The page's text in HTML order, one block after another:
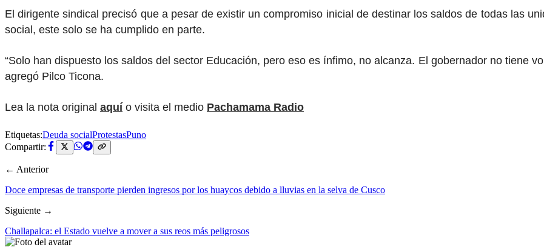
El dirigente sindical precisó que a pesar de existir un compromiso inicial de destinar los saldos de todas las
social, este solo se ha cumplido en parte.
“Solo han dispuesto los saldos del sector Educación, pero eso es ínfimo, no alcanza. El gobernador no tiene
agregó Pilco Ticona.
Lea la nota original aquío visita el medio Pachamama Radio
Etiquetas:Deuda socialProtestasPuno
Compartir:
← Anterior
Doce empresas de transporte pierden ingresos por los huaycos debido a lluvias en la selva de Cusco
Siguiente →
Challapalca: el Estado vuelve a mover a sus reos más peligrosos